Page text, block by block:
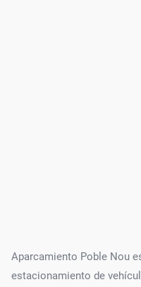
Aparcamiento Poble Nou
estacionamiento de